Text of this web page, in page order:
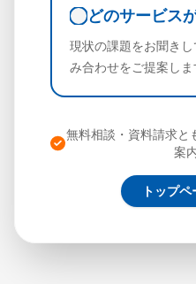
どのサービス
現状の課題をお聞き
み合わせをご提案しま
無料相談・資料請求と
案
トップ